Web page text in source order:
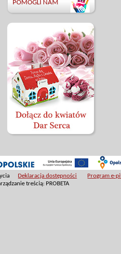
POMOGLI NAM
Deklaracja dostępności
Program e-
treścią: PROBETA